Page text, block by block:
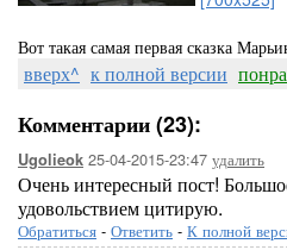
Вот такая самая первая сказка
вверх^ к полной версии
Комментарии (23):
Ugolieok 25-04-2015-23:47 удалить
Очень интересный пост!
удовольствием цитирую.
Обратиться - Ответить - К полной